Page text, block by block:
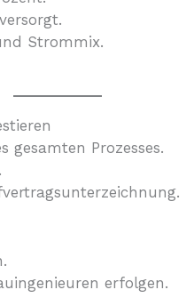
Strommix.
Prozesses.
erfolgen.